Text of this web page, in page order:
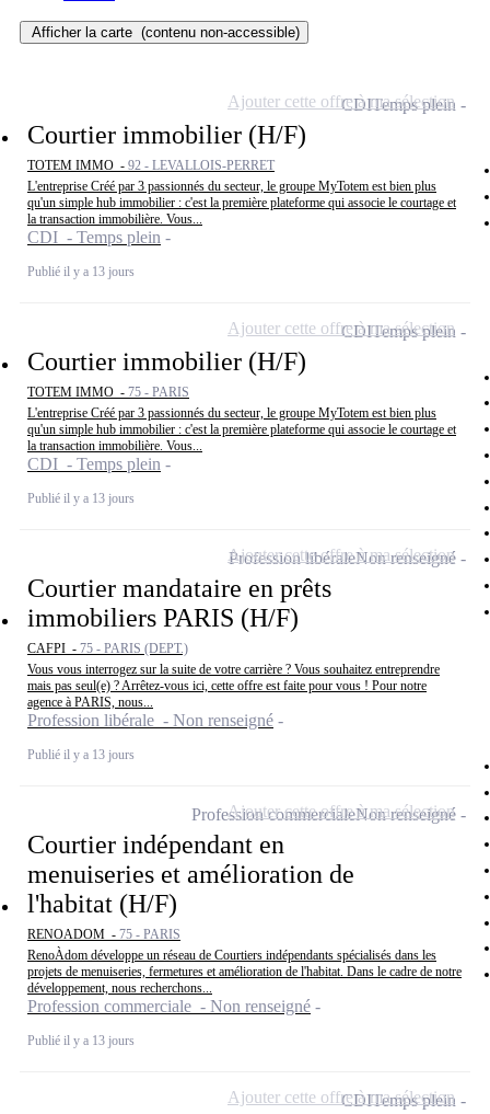
Afficher la carte (contenu non-accessible)
Courtier immobilier (H/F)
TOTEM IMMO - 92 - LEVALLOIS-PERRET
L'entreprise Créé par 3 passionnés du secteur, le groupe MyTotem est bien plus
qu'un simple hub immobilier : c'est la première plateforme qui associe le courtage et
la transaction immobilière. Vous...
CDI - Temps plein
Publié il y a 13 jours
CDITemps plein
Ajouter cette offre à ma sélection
Courtier immobilier (H/F)
TOTEM IMMO - 75 - PARIS
L'entreprise Créé par 3 passionnés du secteur, le groupe MyTotem est bien plus
qu'un simple hub immobilier : c'est la première plateforme qui associe le courtage et
la transaction immobilière. Vous...
CDI - Temps plein
Publié il y a 13 jours
CDITemps plein
Ajouter cette offre à ma sélection
Courtier mandataire en prêts
immobiliers PARIS (H/F)
CAFPI - 75 - PARIS (DEPT.)
Vous vous interrogez sur la suite de votre carrière ? Vous souhaitez entreprendre
mais pas seul(e) ? Arrêtez-vous ici, cette offre est faite pour vous ! Pour notre
agence à PARIS, nous...
Profession libérale - Non renseigné
Publié il y a 13 jours
Profession libéraleNon renseigné
Ajouter cette offre à ma sélection
Courtier indépendant en
menuiseries et amélioration de
l'habitat (H/F)
RENOADOM - 75 - PARIS
RenoÀdom développe un réseau de Courtiers indépendants spécialisés dans les
projets de menuiseries, fermetures et amélioration de l'habitat. Dans le cadre de notre
développement, nous recherchons...
Profession commerciale - Non renseigné
Publié il y a 13 jours
Profession commercialeNon renseigné
Ajouter cette offre à ma sélection
CDITemps plein
Ajouter cette offre à ma sélection